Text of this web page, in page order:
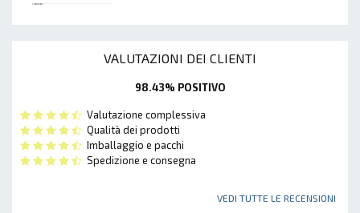
VALUTAZIONI DEI CLIENTI
98.43% POSITIVO
Valutazione complessiva
Qualità dei prodotti
Imballaggio e pacchi
Spedizione e consegna
VEDI TUTTE LE RECENSIONI